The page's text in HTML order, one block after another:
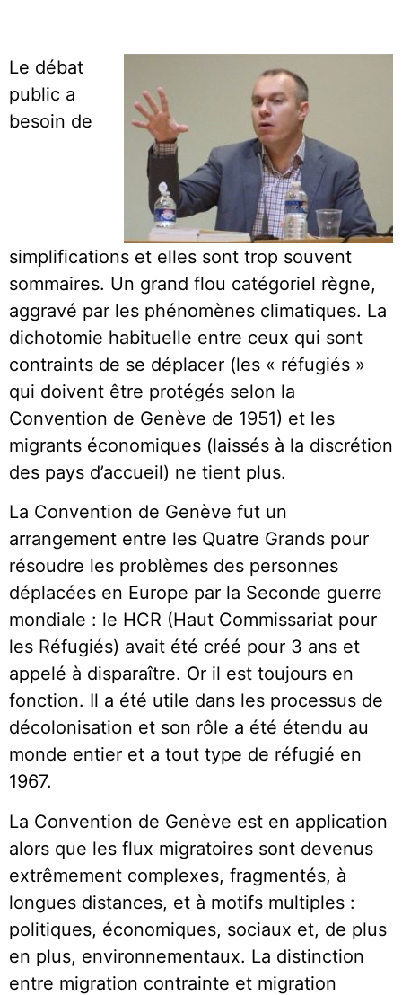
Le débat
public a
besoin de
simplifications et elles sont trop souvent
sommaires. Un grand flou catégoriel règne,
aggravé par les phénomènes climatiques. La
dichotomie habituelle entre ceux qui sont
contraints de se déplacer (les « réfugiés »
qui doivent être protégés selon la
Convention de Genève de 1951) et les
migrants économiques (laissés à la discrétion
des pays d’accueil) ne tient plus.
La Convention de Genève fut un
arrangement entre les Quatre Grands pour
résoudre les problèmes des personnes
déplacées en Europe par la Seconde guerre
mondiale : le HCR (Haut Commissariat pour
les Réfugiés) avait été créé pour 3 ans et
appelé à disparaître. Or il est toujours en
fonction. Il a été utile dans les processus de
décolonisation et son rôle a été étendu au
monde entier et a tout type de réfugié en
1967.
La Convention de Genève est en application
alors que les flux migratoires sont devenus
extrêmement complexes, fragmentés, à
longues distances, et à motifs multiples :
politiques, économiques, sociaux et, de plus
en plus, environnementaux. La distinction
entre migration contrainte et migration